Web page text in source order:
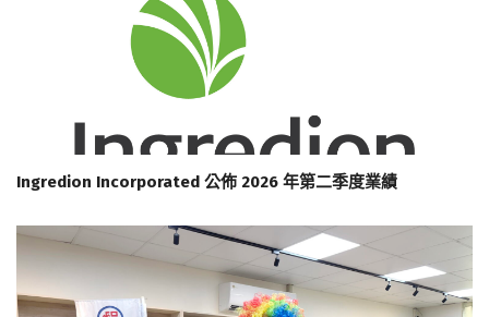
Ingredion Incorporated 公佈 2026 年第二季度業績